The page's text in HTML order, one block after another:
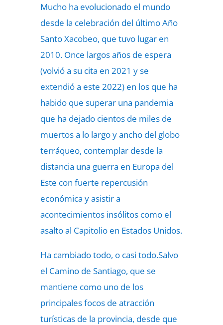
Mucho ha evolucionado el mundo
desde la celebración del último Año
Santo Xacobeo, que tuvo lugar en
2010. Once largos años de espera
(volvió a su cita en 2021 y se
extendió a este 2022) en los que ha
habido que superar una pandemia
que ha dejado cientos de miles de
muertos a lo largo y ancho del globo
terráqueo, contemplar desde la
distancia una guerra en Europa del
Este con fuerte repercusión
económica y asistir a
acontecimientos insólitos como el
asalto al Capitolio en Estados Unidos.
Ha cambiado todo, o casi todo.Salvo
el Camino de Santiago, que se
mantiene como uno de los
principales focos de atracción
turísticas de la provincia, desde que